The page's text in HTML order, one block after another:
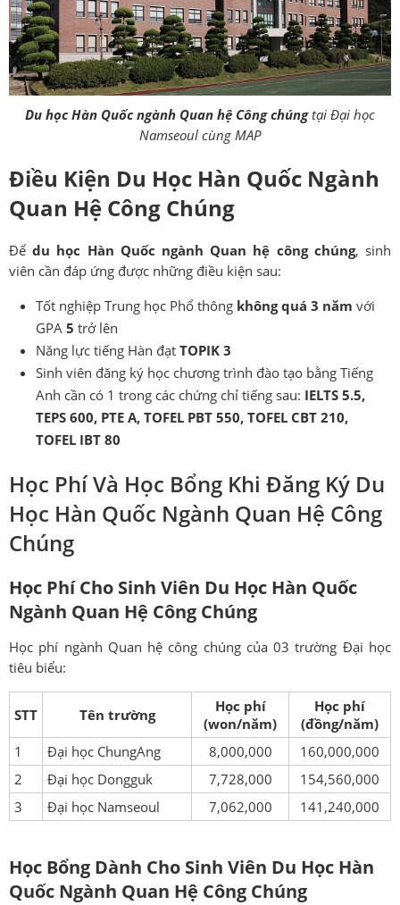
Du học Hàn Quốc ngành Quan hệ Công chúngtại Đại học
Namseoul cùng MAP
Điều Kiện Du Học Hàn Quốc Ngành
Quan Hệ Công Chúng
Đểdu học Hàn Quốc ngành Quan hệ công chúng, sinh
viên cần đáp ứng được những điều kiện sau:
Tốt nghiệp Trung học Phổ thông không quá 3 năm với
GPA 5 trở lên
Năng lực tiếng Hàn đạt TOPIK 3
Sinh viên đăng ký học chương trình đào tạo bằng Tiếng
Anh cần có 1 trong các chứng chỉ tiếng sau: IELTS 5.5,
TEPS 600, PTE A, TOFEL PBT 550, TOFEL CBT 210,
TOFEL IBT 80
Học Phí Và Học Bổng Khi Đăng Ký Du
Học Hàn Quốc Ngành Quan Hệ Công
Chúng
Học Phí Cho Sinh Viên Du Học Hàn Quốc
Ngành Quan Hệ Công Chúng
Học phí ngành Quan hệ công chúng của 03 trường Đại học
tiêu biểu:
STT Tên trường
Học phí
(won/năm)
Học phí
(đồng/năm)
1
Đại học ChungAng 8,000,000
160,000,000
2
Đại học Dongguk 7,728,000
154,560,000
3
Đại học Namseoul 7,062,000 141,240,000
Học Bổng Dành Cho Sinh Viên Du Học Hàn
Quốc Ngành Quan Hệ Công Chúng